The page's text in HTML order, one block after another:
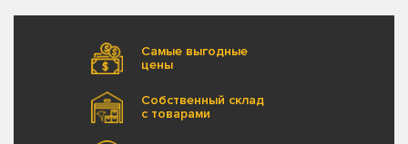
Самые выгодные
цены
Собственный склад
с товарами